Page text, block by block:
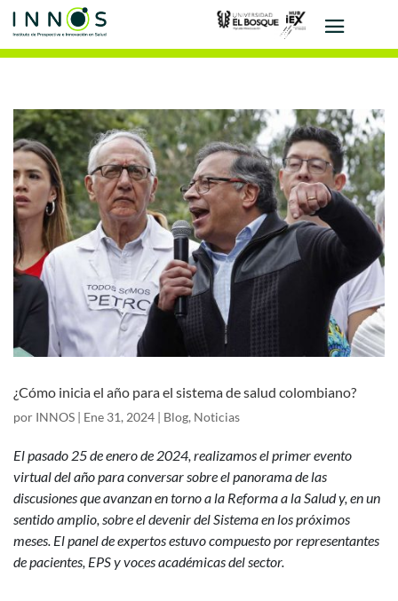
¿Cómo inicia el año para el sistema de salud colombiano?
por INNOS | Ene 31, 2024 | Blog, Noticias
El pasado 25 de enero de 2024, realizamos el primer evento
virtual del año para conversar sobre el panorama de las
discusiones que avanzan en torno a la Reforma a la Salud y, en un
sentido amplio, sobre el devenir del Sistema en los próximos
meses. El panel de expertos estuvo compuesto por representantes
de pacientes, EPS y voces académicas del sector.